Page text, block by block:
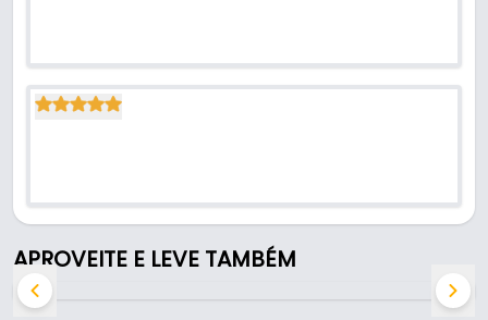
- Cartela com: 21 Unidades
- Tipo: Adesivo
- Fornecido em cartelas: 21 tapa furos
APROVEITE E LEVE TAMBÉM